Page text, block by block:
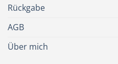
Rückgabe
AGB
Über mich